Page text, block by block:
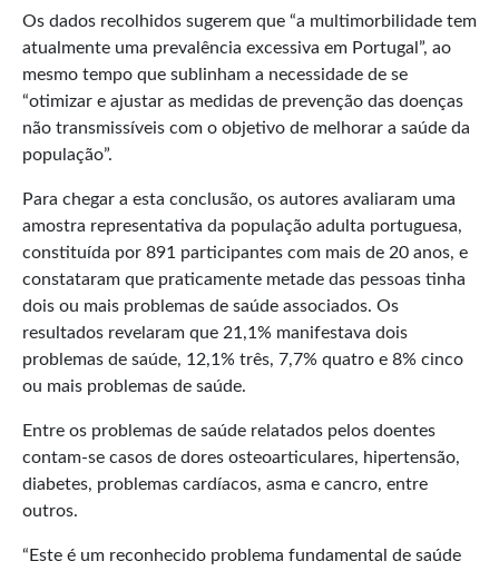
Os dados recolhidos sugerem que “a multimorbilidade tem
atualmente uma prevalência excessiva em Portugal”, ao
mesmo tempo que sublinham a necessidade de se
“otimizar e ajustar as medidas de prevenção das doenças
não transmissíveis com o objetivo de melhorar a saúde da
população”.
Para chegar a esta conclusão, os autores avaliaram uma
amostra representativa da população adulta portuguesa,
constituída por 891 participantes com mais de 20 anos, e
constataram que praticamente metade das pessoas tinha
dois ou mais problemas de saúde associados. Os
resultados revelaram que 21,1% manifestava dois
problemas de saúde, 12,1% três, 7,7% quatro e 8% cinco
ou mais problemas de saúde.
Entre os problemas de saúde relatados pelos doentes
contam-se casos de dores osteoarticulares, hipertensão,
diabetes, problemas cardíacos, asma e cancro, entre
outros.
“Este é um reconhecido problema fundamental de saúde